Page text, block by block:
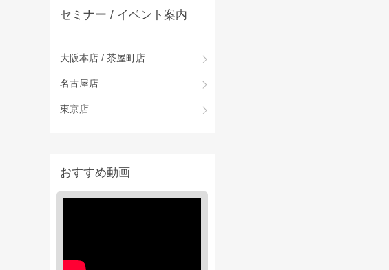
セミナー / イベント案内
大阪本店 / 茶屋町店
名古屋店
東京店
おすすめ動画